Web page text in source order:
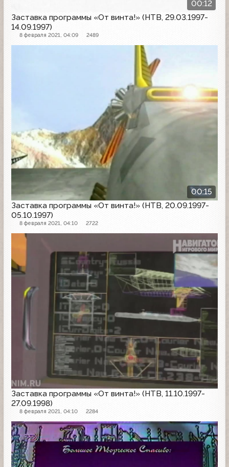
00:12
Заставка программы «От винта!» (НТВ, 29.03.1997-
14.09.1997)
8 февраля 2021, 04:09 2489
00:15
Заставка программы «От винта!» (НТВ, 20.09.1997-
05.10.1997)
8 февраля 2021, 04:10 2722
Заставка программы «От винта!» (НТВ, 11.10.1997-
27.09.1998)
8 февраля 2021, 04:10 2284
Заставка программы
Другое